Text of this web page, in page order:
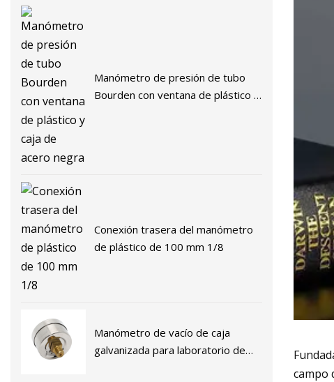
Manómetro de presión de tubo
Bourden con ventana de plástico y
Conexión trasera del manómetro
de plástico de 100 mm 1/8
Manómetro de vacío de caja
galvanizada para laboratorio de
campo